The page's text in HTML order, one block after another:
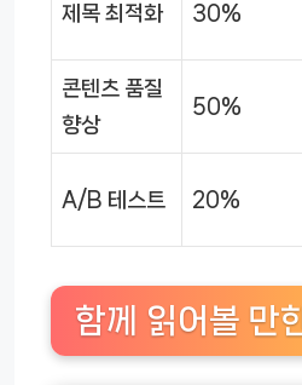
제목 최적화 30%
콘텐츠 품질
향상
50%
A/B 테스트 20%
함께 읽어볼 만